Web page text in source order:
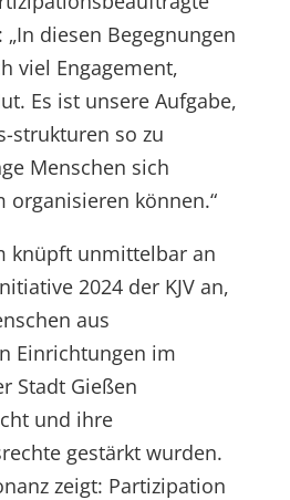
„In diesen Begegnungen
viel Engagement,
Es ist unsere Aufgabe,
strukturen so zu
Menschen sich
können.“
knüpft unmittelbar an
2024 der KJV an,
aus
Einrichtungen im
Stadt Gießen
und ihre
gestärkt wurden.
zeigt: Partizipation